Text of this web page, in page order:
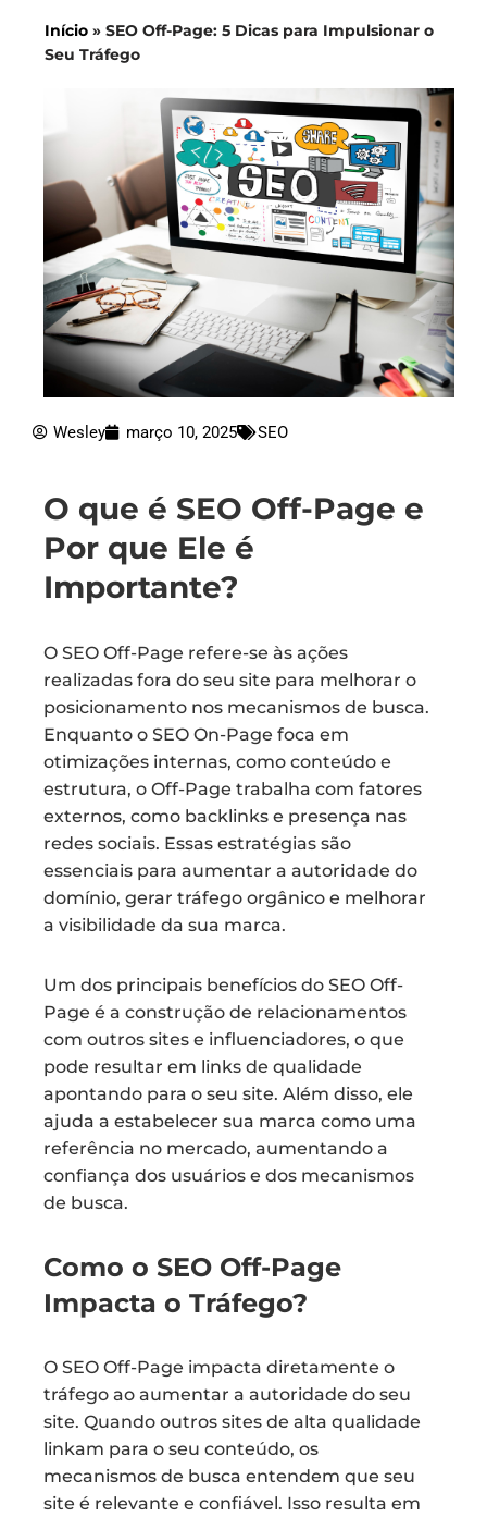
Início » SEO Off-Page: 5 Dicas para Impulsionar o
Seu Tráfego
Wesley março 10, 2025 SEO
O que é SEO Off-Page e
Por que Ele é
Importante?
O SEO Off-Page refere-se às ações
realizadas fora do seu site para melhorar o
posicionamento nos mecanismos de busca.
Enquanto o SEO On-Page foca em
otimizações internas, como conteúdo e
estrutura, o Off-Page trabalha com fatores
externos, como backlinks e presença nas
redes sociais. Essas estratégias são
essenciais para aumentar a autoridade do
domínio, gerar tráfego orgânico e melhorar
a visibilidade da sua marca.
Um dos principais benefícios do SEO Off-
Page é a construção de relacionamentos
com outros sites e influenciadores, o que
pode resultar em links de qualidade
apontando para o seu site. Além disso, ele
ajuda a estabelecer sua marca como uma
referência no mercado, aumentando a
confiança dos usuários e dos mecanismos
de busca.
Como o SEO Off-Page
Impacta o Tráfego?
O SEO Off-Page impacta diretamente o
tráfego ao aumentar a autoridade do seu
site. Quando outros sites de alta qualidade
linkam para o seu conteúdo, os
mecanismos de busca entendem que seu
site é relevante e confiável. Isso resulta em